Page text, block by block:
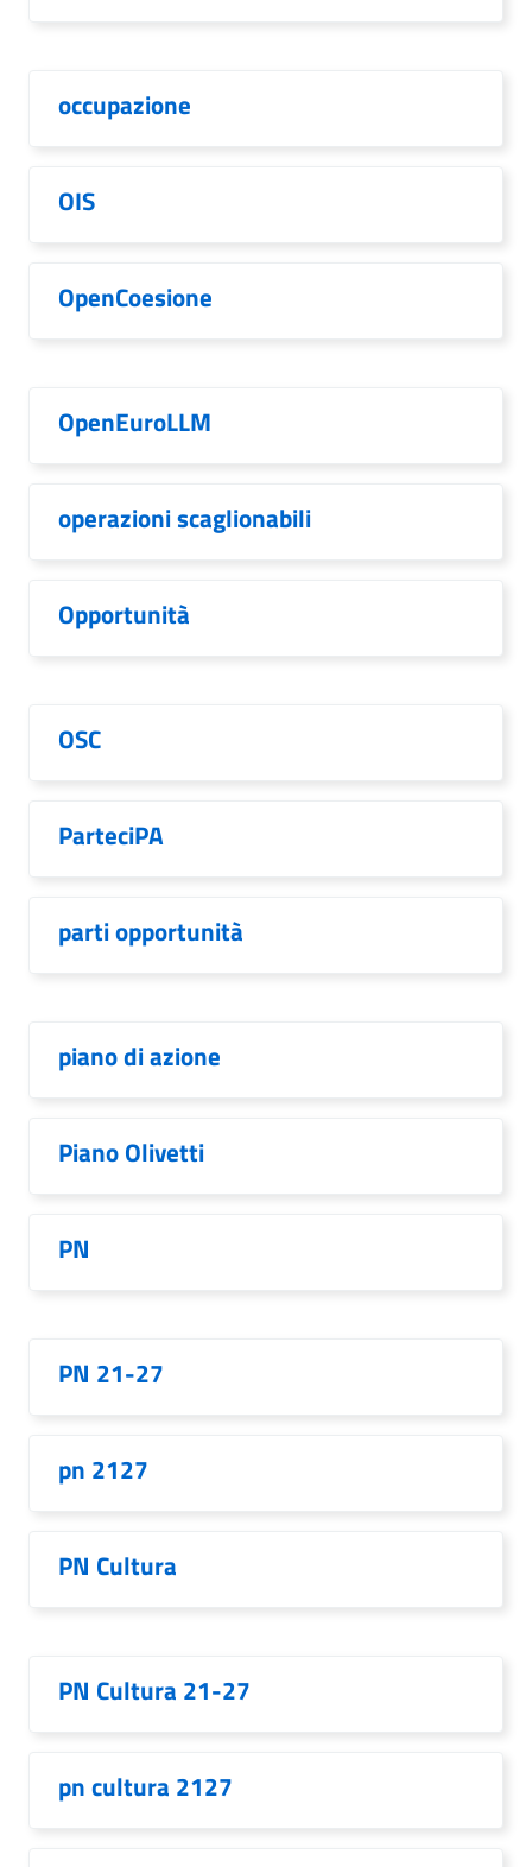
occupazione
OIS
OpenCoesione
OpenEuroLLM
operazioni scaglionabili
Opportunità
OSC
ParteciPA
parti opportunità
piano di azione
Piano Olivetti
PN
PN 21-27
pn 2127
PN Cultura
PN Cultura 21-27
pn cultura 2127